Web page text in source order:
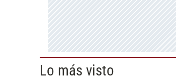
Lo más visto